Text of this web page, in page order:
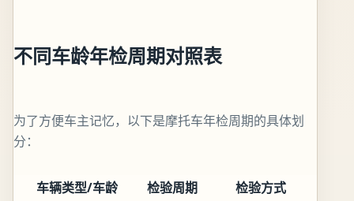
不同车龄年检周期对照表
为了方便车主记忆，以下是摩托车年检周期的具体划
分：
车辆类型/车龄 检验周期
检验方式